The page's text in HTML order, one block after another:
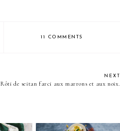
11 COMMENTS
NEXT
Rôti de seitan farci aux marrons et aux noix.